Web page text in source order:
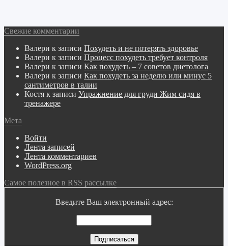
Свежие комментарии
Валери к записи Похудеть и не потерять здоровье
Валери к записи Процесс похудеть требует контроля
Валери к записи Как похудеть – 7 советов диетолога
Валери к записи Как похудеть за неделю или минус 5
сантиметров в талии
Костя к записи Упражнение для груди Жим сидя в
тренажере
Мета
Войти
Лента записей
Лента комментариев
WordPress.org
Самое полезное в RSS рассылке
Введите Ваш электронный адрес: